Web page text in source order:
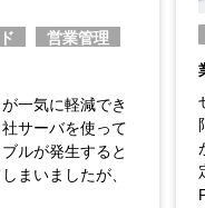
営業管理
一気に軽減でき
サーバを使って
ルが発生すると
まいましたが、